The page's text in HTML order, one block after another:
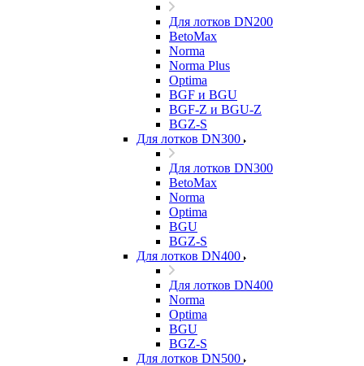
Для лотков DN200
BetoMax
Norma
Norma Plus
Optima
BGF и BGU
BGF-Z и BGU-Z
BGZ-S
Для лотков DN300
Для лотков DN300
BetoMax
Norma
Optima
BGU
BGZ-S
Для лотков DN400
Для лотков DN400
Norma
Optima
BGU
BGZ-S
Для лотков DN500